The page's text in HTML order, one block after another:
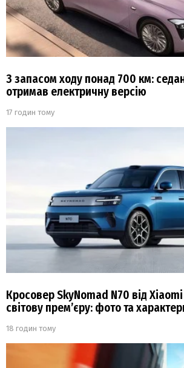
З запасом ходу понад 700 км:
отримав електричну версію
17 годин тому
Кросовер SkyNomad N70 від
світову прем’єру: фото та
18 годин тому